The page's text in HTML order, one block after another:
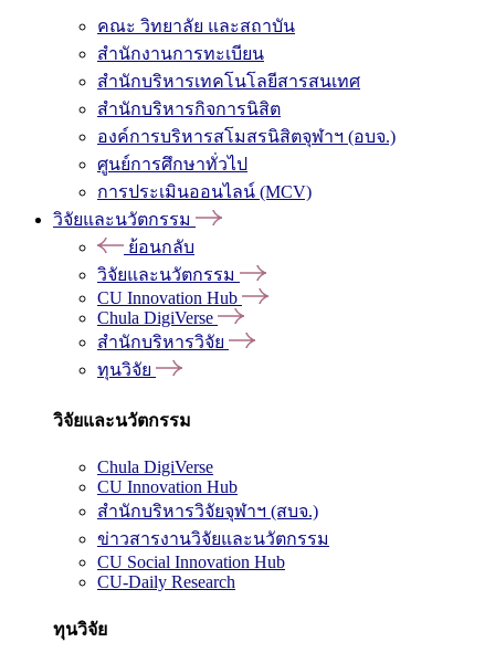
คณะ วิทยาลัย และสถาบัน
สำนักงานการทะเบียน
สำนักบริหารเทคโนโลยีสารสนเทศ
สำนักบริหารกิจการนิสิต
องค์การบริหารสโมสรนิสิตจุฬาฯ (อบจ.)
ศูนย์การศึกษาทั่วไป
การประเมินออนไลน์ (MCV)
วิจัยและนวัตกรรม
ย้อนกลับ
วิจัยและนวัตกรรม
CU Innovation Hub
Chula DigiVerse
สำนักบริหารวิจัย
ทุนวิจัย
วิจัยและนวัตกรรม
Chula DigiVerse
CU Innovation Hub
สำนักบริหารวิจัยจุฬาฯ (สบจ.)
ข่าวสารงานวิจัยและนวัตกรรม
CU Social Innovation Hub
CU-Daily Research
ทุนวิจัย